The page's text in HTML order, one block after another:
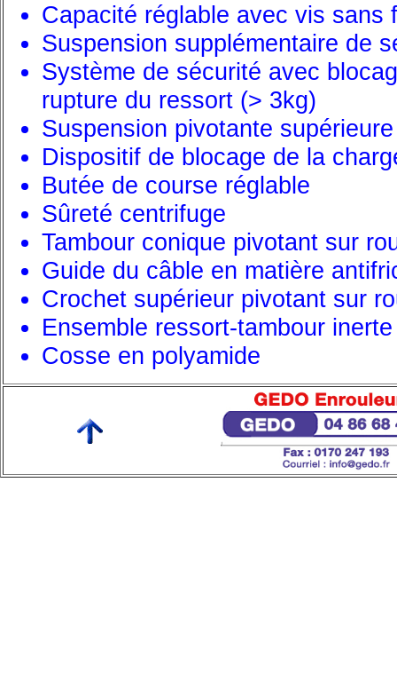
Capacité réglable avec vis sans
Suspension supplémentaire de
Système de sécurité avec
rupture du ressort (> 3kg)
Suspension pivotante
Dispositif de blocage de la
Butée de course réglable
Sûreté centrifuge
Tambour conique pivotant sur
Guide du câble en matière
Crochet supérieur pivotant sur
Ensemble ressort-tambour inerte
Cosse en polyamide